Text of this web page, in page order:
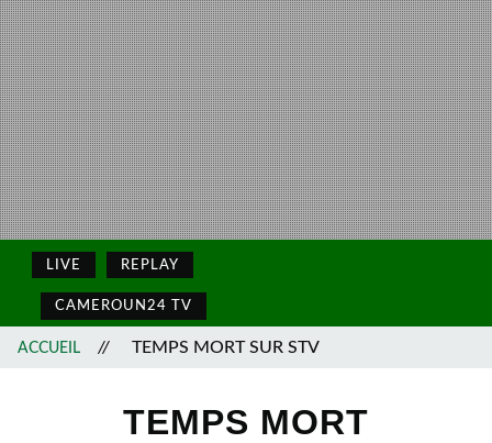
LIVE REPLAY
CAMEROUN24 TV
ACCUEIL // TEMPS MORT SUR STV
TEMPS MORT